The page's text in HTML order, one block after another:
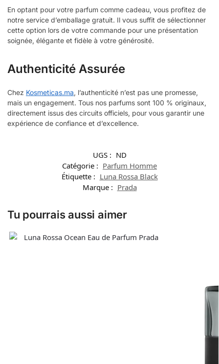
En optant pour votre parfum comme cadeau, vous profitez de
notre service d’emballage gratuit. Il vous suffit de sélectionner
cette option lors de votre commande pour une présentation
soignée, élégante et fidèle à votre générosité.
Authenticité Assurée
Chez Kosmeticas.ma, l’authenticité n’est pas une promesse,
mais un engagement. Tous nos parfums sont 100 % originaux,
directement issus des circuits officiels, pour vous garantir une
expérience de confiance et d’excellence.
UGS : ND
Catégorie : Parfum Homme
Étiquette : Luna Rossa Black
Marque : Prada
Tu pourrais aussi aimer